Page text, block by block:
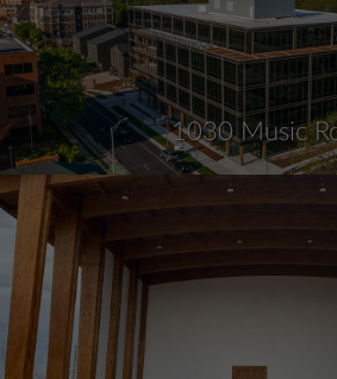
1030 Music